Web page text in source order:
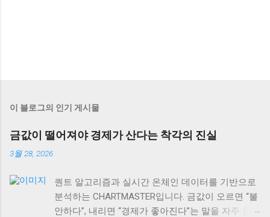
이 블로그의 인기 게시물
금값이 떨어져야 경제가 산다는 착각의 진실
3월 28, 2026
퀀트 알고리즘과 실시간 온체인 데이터를 기반으로
분석하는 CHARTMASTER입니다. 금값이 오르면 “불
안하다”, 내리면 “경제가 좋아진다”는 말을 자주 듣